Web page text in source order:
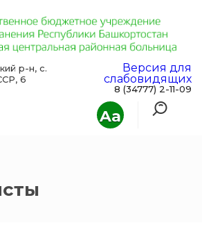
Aa
р-н, с.
6
Версия для
слабовидящих
8 (34777) 2-11-09